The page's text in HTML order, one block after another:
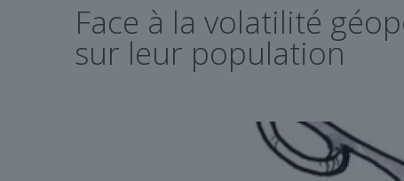
Face à la volatilité
sur leur population